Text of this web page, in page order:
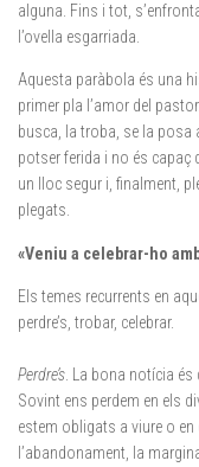
alguna. Fins i tot,
l’ovella esgarriada.
Aquesta paràbola és una
primer pla l’amor del
busca, la troba, se la posa
potser ferida i no és capaç
un lloc segur i, finalment,
plegats.
«Veniu a celebrar-ho
Els temes recurrents en
perdre’s, trobar, celebrar.
Perdre’s . La bona notícia
Sovint ens perdem en els
estem obligats a viure o
l’abandonament, la